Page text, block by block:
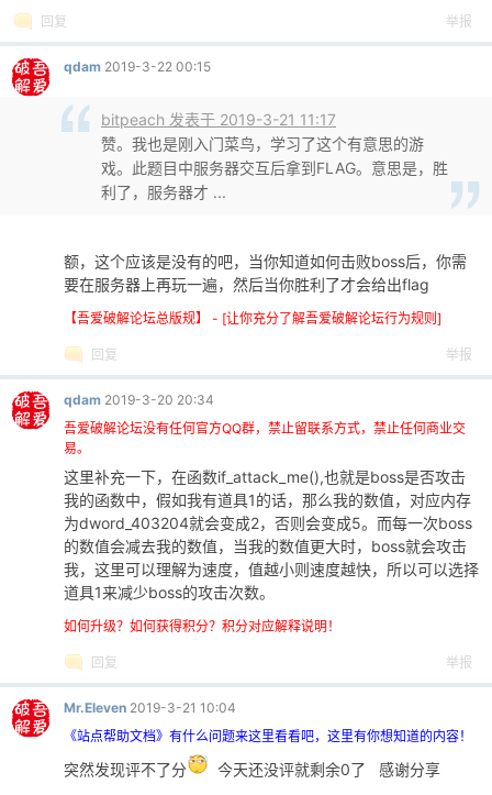
回复 举报
qdam 2019-3-22 00:15
bitpeach 发表于 2019-3-21 11:17
赞。我也是刚入门菜鸟，学习了这个有意思的游
戏。此题目中服务器交互后拿到FLAG。意思是，胜
利了，服务器才 ...
额，这个应该是没有的吧，当你知道如何击败boss后，你需
要在服务器上再玩一遍，然后当你胜利了才会给出flag
【吾爱破解论坛总版规】 - [让你充分了解吾爱破解论坛行为规则]
回复 举报
qdam 2019-3-20 20:34
吾爱破解论坛没有任何官方QQ群，禁止留联系方式，禁止任何商业交
易。
这里补充一下，在函数if_attack_me(),也就是boss是否攻击
我的函数中，假如我有道具1的话，那么我的数值，对应内存
为dword_403204就会变成2，否则会变成5。而每一次boss
的数值会减去我的数值，当我的数值更大时，boss就会攻击
我，这里可以理解为速度，值越小则速度越快，所以可以选择
道具1来减少boss的攻击次数。
如何升级？如何获得积分？积分对应解释说明！
回复 举报
Mr.Eleven 2019-3-21 10:04
《站点帮助文档》有什么问题来这里看看吧，这里有你想知道的内容！
突然发现评不了分 今天还没评就剩余0了 感谢分享